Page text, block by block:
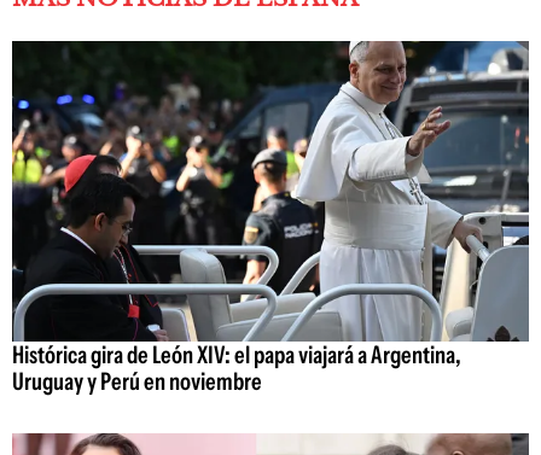
Histórica gira de León XIV: el papa viajará a Argentina,
Uruguay y Perú en noviembre